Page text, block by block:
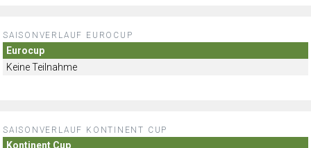
SAISONVERLAUF EUROCUP
Eurocup
Keine Teilnahme
SAISONVERLAUF KONTINENT CUP
Kontinent Cup